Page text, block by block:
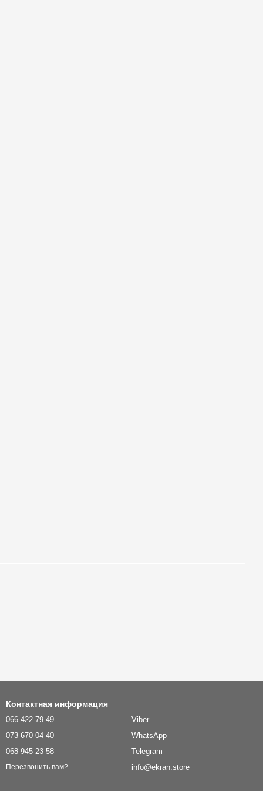
Контактная информация
066-422-79-49
073-670-04-40
068-945-23-58
Перезвонить вам?
Viber
WhatsApp
Telegram
info@ekran.store